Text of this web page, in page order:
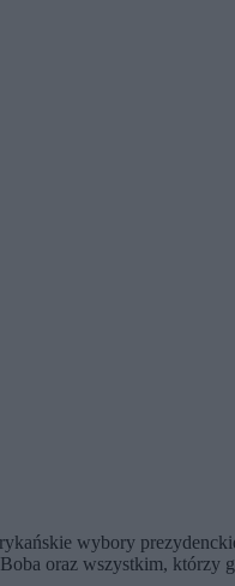
wybory
Boba oraz wszystkim, którzy